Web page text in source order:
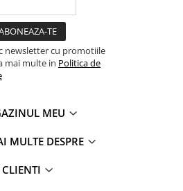
newsletter cu promotiile
mai multe in Politica de
MEU
MULTE DESPRE
CLIENTI